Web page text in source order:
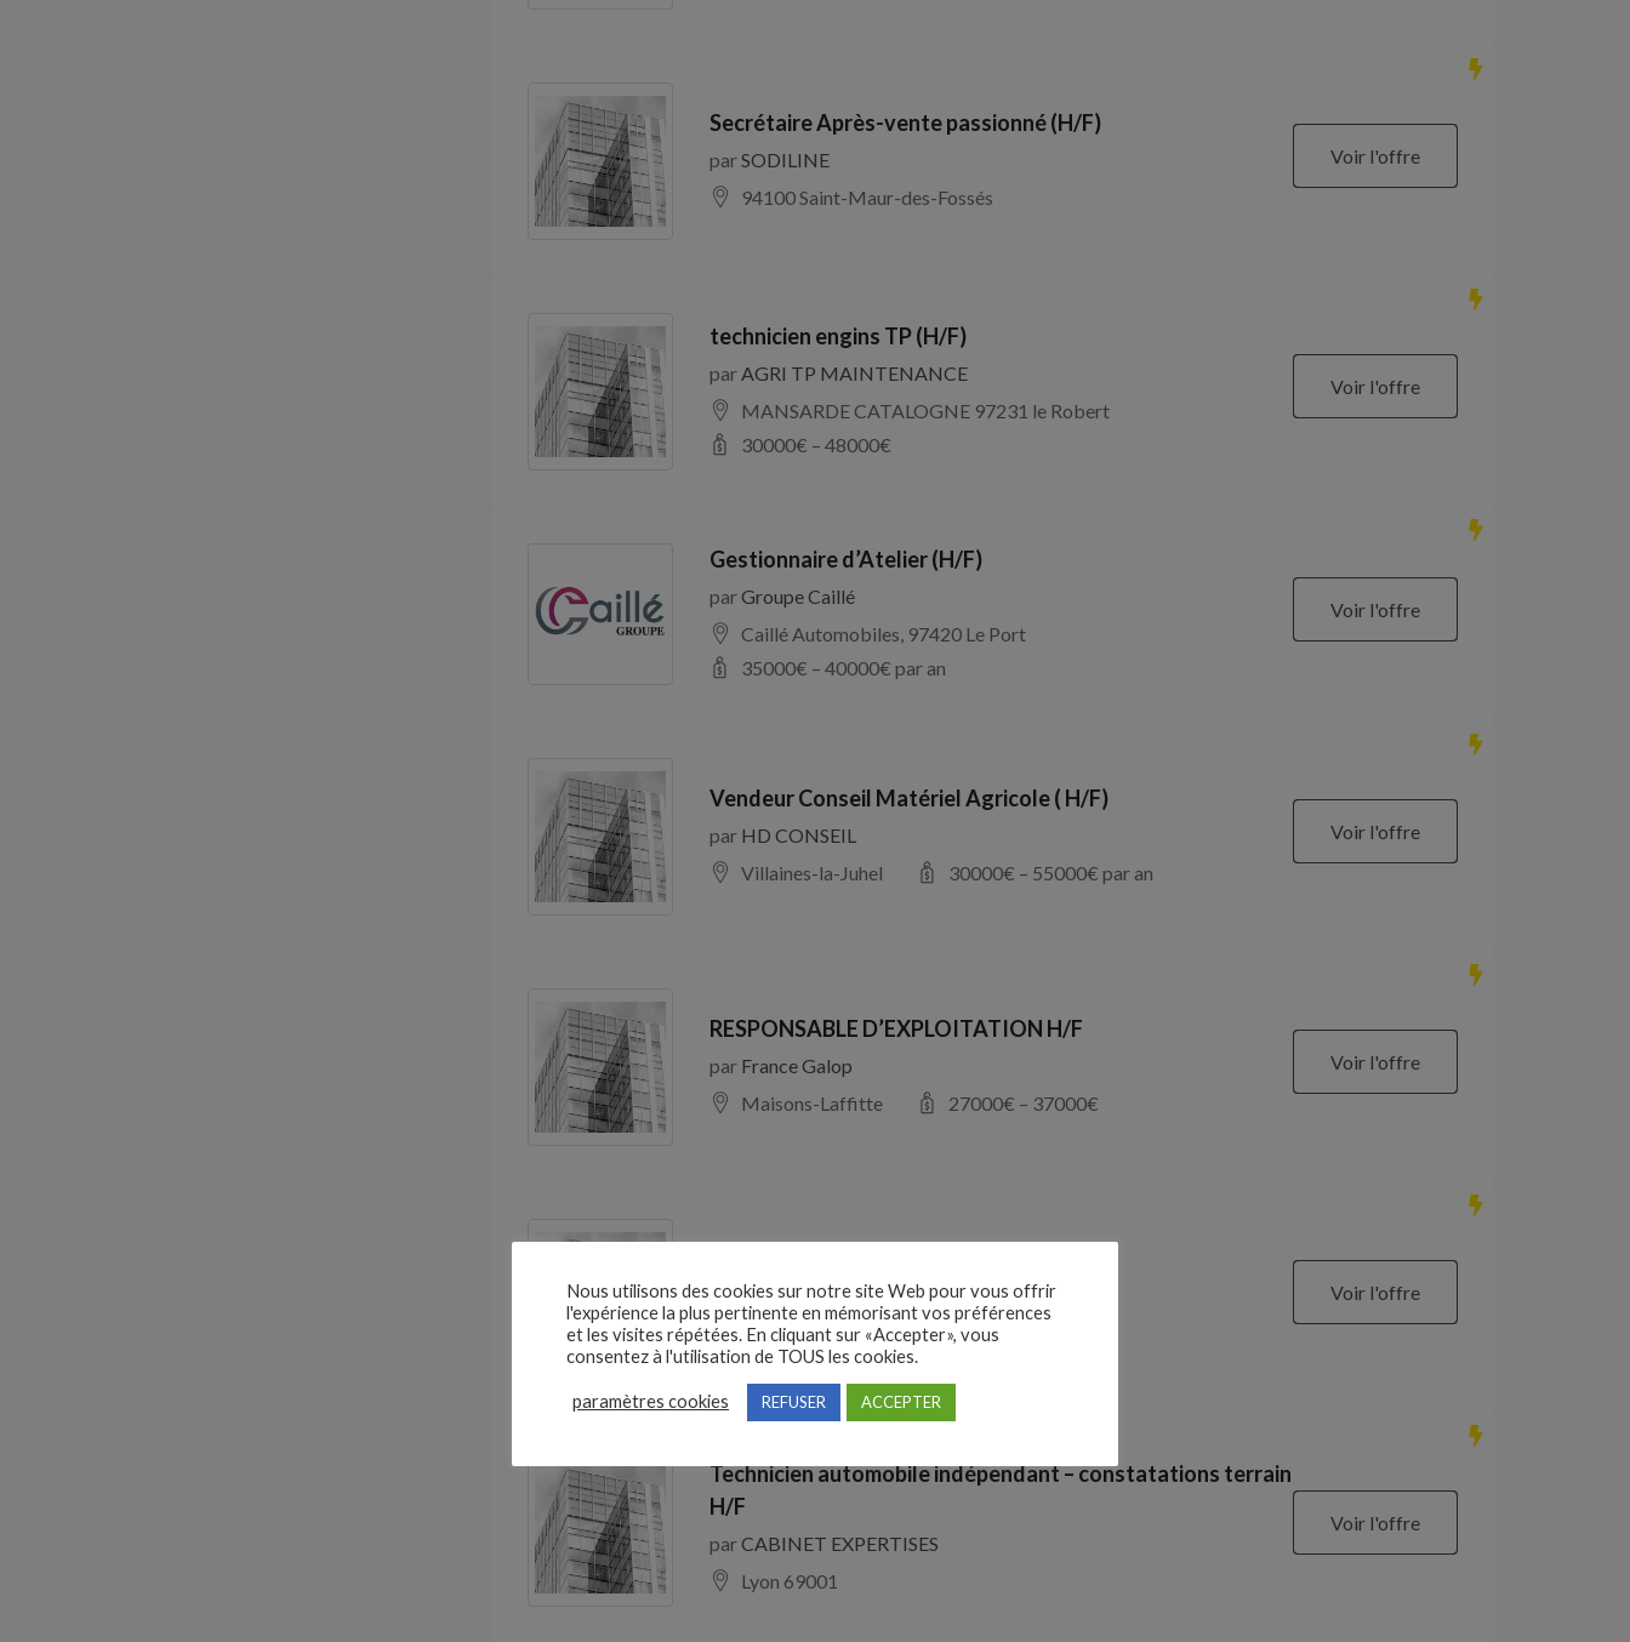
Secrétaire Après-vente passionné (H/F)
parSODILINE
94100 Saint-Maur-des-Fossés
Voir l'offre
technicien engins TP (H/F)
parAGRI TP MAINTENANCE
MANSARDE CATALOGNE 97231 le Robert
30000€ – 48000€
Voir l'offre
Gestionnaire d’Atelier (H/F)
parGroupe Caillé
Caillé Automobiles, 97420 Le Port
35000€ – 40000€ par an
Voir l'offre
Vendeur Conseil Matériel Agricole ( H/F)
par HD CONSEIL
Villaines-la-Juhel
30000€ – 55000€ par an
Voir l'offre
RESPONSABLE D’EXPLOITATION H/F
par France Galop
Maisons-Laffitte
27000€ – 37000€
Voir l'offre
parSODILINE
94100 Saint-Maur-des-Fossés
Voir l'offre
Technicien automobile indépendant – constatations terrain
H/F
parCABINET EXPERTISES
Lyon 69001
Voir l'offre
Nous utilisons des cookies sur notre site Web pour vous offrir
l'expérience la plus pertinente en mémorisant vos préférences
et les visites répétées. En cliquant sur «Accepter», vous
consentez à l'utilisation de TOUS les cookies.
paramètres cookies REFUSER ACCEPTER